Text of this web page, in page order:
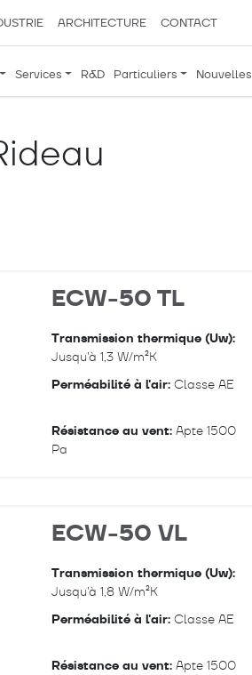
ARCHITECTURE CONTACT
Services R&D Particuliers Nouvelles
ECW-50 TL
Transmission thermique (Uw):
Jusqu'à 1,3 W/m²K
Perméabilité à l'air: Classe AE
Résistance au vent: Apte 1500
Pa
ECW-50 VL
Transmission thermique (Uw):
Jusqu'à 1,8 W/m²K
Perméabilité à l'air: Classe AE
Résistance au vent: Apte 1500